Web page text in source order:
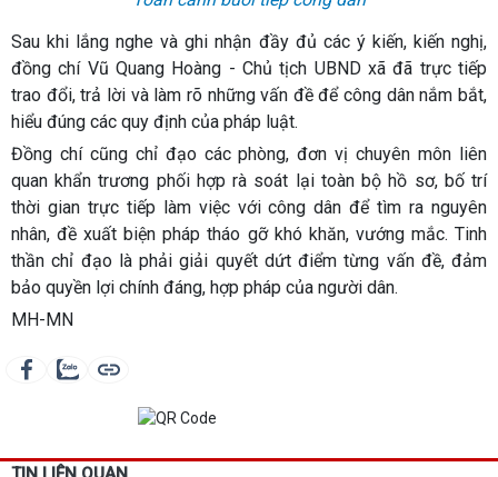
Sau khi lắng nghe và ghi nhận đầy đủ các ý kiến, kiến nghị,
đồng chí Vũ Quang Hoàng - Chủ tịch UBND xã đã trực tiếp
trao đổi, trả lời và làm rõ những vấn đề để công dân nắm bắt,
hiểu đúng các quy định của pháp luật.
Đồng chí cũng chỉ đạo các phòng, đơn vị chuyên môn liên
quan khẩn trương phối hợp rà soát lại toàn bộ hồ sơ, bố trí
thời gian trực tiếp làm việc với công dân để tìm ra nguyên
nhân, đề xuất biện pháp tháo gỡ khó khăn, vướng mắc. Tinh
thần chỉ đạo là phải giải quyết dứt điểm từng vấn đề, đảm
bảo quyền lợi chính đáng, hợp pháp của người dân.
MH-MN